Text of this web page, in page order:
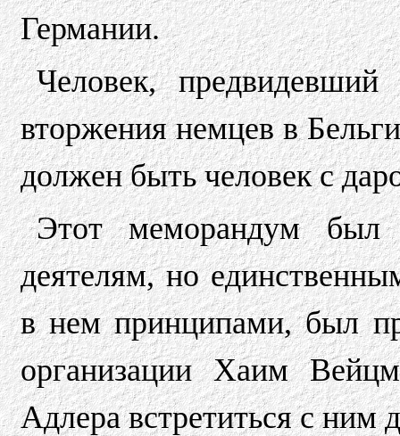
Германии.
Человек,
вторжения немцев в
должен быть человек с
Этот меморандум был
деятелям, но
в нем принципами, был
организации Хаим
Адлера встретиться с ним